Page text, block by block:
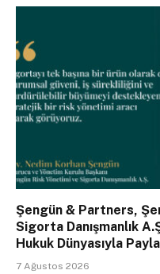
Şengün & Partners,
Sigorta Danışmanlık
Hukuk Dünyasıyla
7 Ağustos 2026